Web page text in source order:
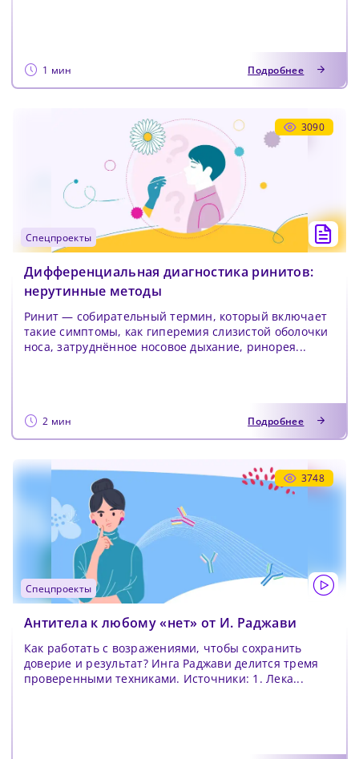
Подтвердите Пароль
1 мин Подробнее
3090
спецпроекты
Дифференциальная диагностика ринитов:
нерутинные методы
Ринит — собирательный термин, который включает
такие симптомы, как гиперемия слизистой оболочки
носа, затруднённое носовое дыхание, ринорея...
2 мин Подробнее
3748
спецпроекты
Антитела к любому «нет» от И. Раджави
Как работать с возражениями, чтобы сохранить
доверие и результат? Инга Раджави делится тремя
проверенными техниками. Источники: 1. Лека...